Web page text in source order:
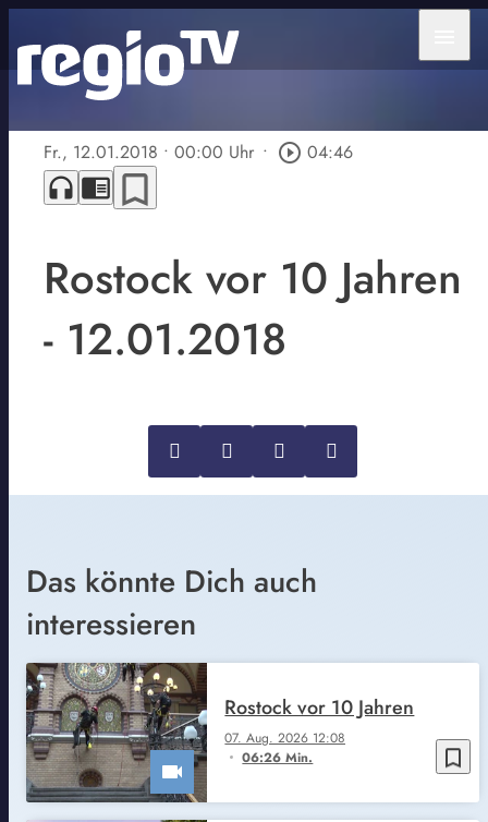
Fr., 12.01.2018 • 00:00 Uhr • play_circle_outline 04:46
headphones chrome_reader_mode bookmark_border
Rostock vor 10 Jahren
- 12.01.2018
Das könnte Dich auch
interessieren
bookmark_border
07. Aug. 2026 12:08
06:26 Min.
Rostock vor 10 Jahren